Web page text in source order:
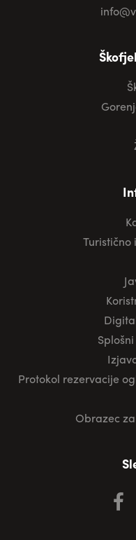
Turistično
Protokol rezervacije
Obrazec